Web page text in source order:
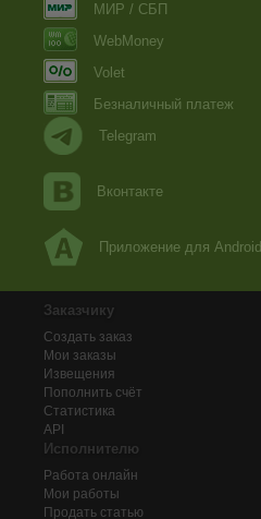
МИР / СБП
WebMoney
Volet
Безналичный платеж
Telegram
Вконтакте
Приложение для Android
Заказчику
Создать заказ
Мои заказы
Извещения
Пополнить счёт
Статистика
API
Исполнителю
Работа онлайн
Мои работы
Продать статью